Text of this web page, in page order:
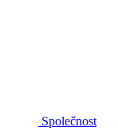
Společnost